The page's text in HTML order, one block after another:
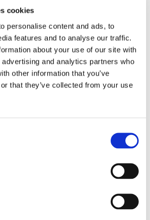
cookies
personalise content and ads, to
features and to analyse our traffic.
about your use of our site with
and analytics partners who
other information that you’ve
that they’ve collected from your use
av höga
växa